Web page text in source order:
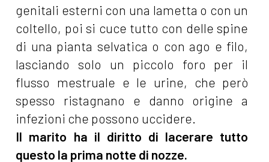
genitali esterni con una lametta o con un
coltello, poi si cuce tutto con delle spine
di una pianta selvatica o con ago e filo,
lasciando solo un piccolo foro per il
flusso mestruale e le urine, che però
spesso ristagnano e danno origine a
infezioni che possono uccidere.
Il marito ha il diritto di lacerare tutto
questo la prima notte di nozze.